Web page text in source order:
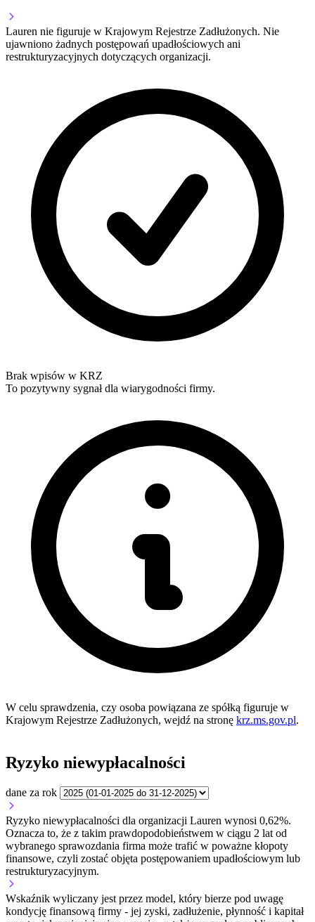
Lauren nie figuruje w Krajowym Rejestrze Zadłużonych. Nie
ujawniono żadnych postępowań upadłościowych ani
restrukturyzacyjnych dotyczących organizacji.
Brak wpisów w KRZ
To pozytywny sygnał dla wiarygodności firmy.
W celu sprawdzenia, czy osoba powiązana ze spółką figuruje w
Krajowym Rejestrze Zadłużonych, wejdź na stronę krz.ms.gov.pl.
Ryzyko niewypłacalności
dane za rok
Ryzyko niewypłacalności dla organizacji Lauren wynosi 0,62%.
Oznacza to, że z takim prawdopodobieństwem w ciągu 2 lat od
wybranego sprawozdania firma może trafić w poważne kłopoty
finansowe, czyli zostać objęta postępowaniem upadłościowym lub
restrukturyzacyjnym.
Wskaźnik wyliczany jest przez model, który bierze pod uwagę
kondycję finansową firmy - jej zyski, zadłużenie, płynność i kapitał